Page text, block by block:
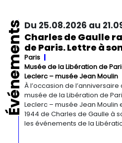
ÉvénementsDu 25.08.2026 au
Charles de Gaulle
de Paris. Lettre à
Paris
Musée de la Libération de
Leclerc – musée Jean Moulin
À l’occasion de
musée de la Libération de
Leclerc – musée Jean Moulin
1944 de Charles de Gaulle à
les événements de la